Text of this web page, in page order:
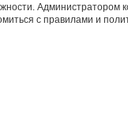
Администратором
с правилами и